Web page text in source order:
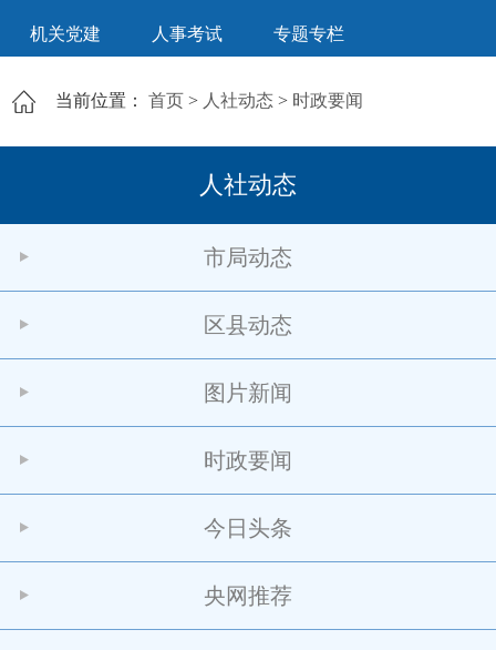
机关党建 人事考试 专题专栏
当前位置： 首页 > 人社动态 > 时政要闻
人社动态
市局动态
区县动态
图片新闻
时政要闻
今日头条
央网推荐